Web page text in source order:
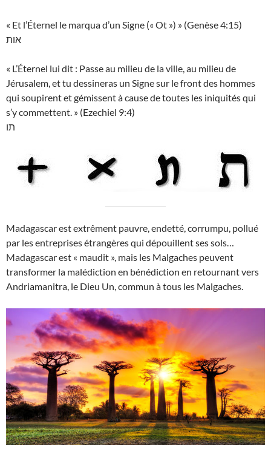
« Et l’Éternel le marqua d’un Signe (« Ot ») » (Genèse 4:15)
אות
« L’Éternel lui dit : Passe au milieu de la ville, au milieu de
Jérusalem, et tu dessineras un Signe sur le front des hommes
qui soupirent et gémissent à cause de toutes les iniquités qui
s’y commettent. » (Ezechiel 9:4)
תו
Madagascar est extrêment pauvre, endetté, corrumpu, pollué
par les entreprises étrangères qui dépouillent ses sols…
Madagascar est « maudit », mais les Malgaches peuvent
transformer la malédiction en bénédiction en retournant vers
Andriamanitra, le Dieu Un, commun à tous les Malgaches.